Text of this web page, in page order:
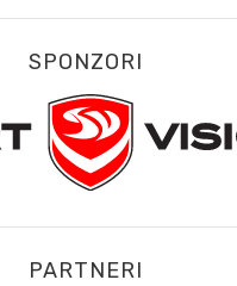
SPONZORI
PARTNERI